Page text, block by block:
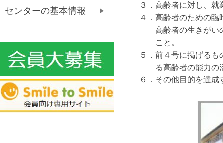
３．高齢者に対し、
４．高齢者のための
高齢者の生きがい
こと。
５．前４号に掲げる
る高齢者の能力の
６．その他目的を達
センターの基本情報